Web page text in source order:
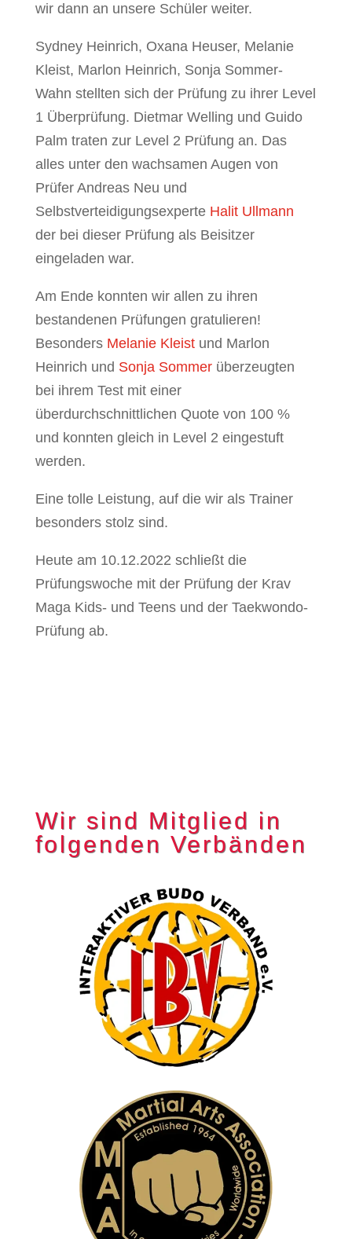
wir dann an unsere Schüler weiter.
Sydney Heinrich, Oxana Heuser, Melanie
Kleist, Marlon Heinrich, Sonja Sommer-
Wahn stellten sich der Prüfung zu ihrer Level
1 Überprüfung. Dietmar Welling und Guido
Palm traten zur Level 2 Prüfung an. Das
alles unter den wachsamen Augen von
Prüfer Andreas Neu und
Selbstverteidigungsexperte Halit Ullmann
der bei dieser Prüfung als Beisitzer
eingeladen war.
Am Ende konnten wir allen zu ihren
bestandenen Prüfungen gratulieren!
Besonders Melanie Kleistund Marlon
Heinrich und Sonja Sommerüberzeugten
bei ihrem Test mit einer
überdurchschnittlichen Quote von 100 %
und konnten gleich in Level 2 eingestuft
werden.
Eine tolle Leistung, auf die wir als Trainer
besonders stolz sind.
Heute am 10.12.2022 schließt die
Prüfungswoche mit der Prüfung der Krav
Maga Kids- und Teens und der Taekwondo-
Prüfung ab.
Wir sind Mitglied in
folgenden Verbänden